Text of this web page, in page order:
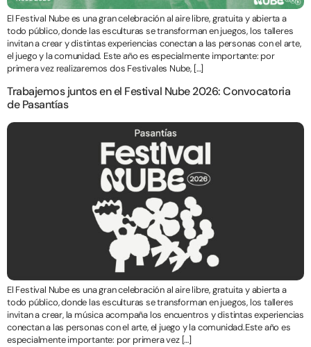
El Festival Nube es una gran celebración al aire libre, gratuita y abierta a
todo público, donde las esculturas se transforman en juegos, los talleres
invitan a crear y distintas experiencias conectan a las personas con el arte,
el juego y la comunidad. Este año es especialmente importante: por
primera vez realizaremos dos Festivales Nube, […]
Trabajemos juntos en el Festival Nube 2026: Convocatoria
de Pasantías
El Festival Nube es una gran celebración al aire libre, gratuita y abierta a
todo público, donde las esculturas se transforman en juegos, los talleres
invitan a crear, la música acompaña los encuentros y distintas experiencias
conectan a las personas con el arte, el juego y la comunidad.Este año es
especialmente importante: por primera vez […]